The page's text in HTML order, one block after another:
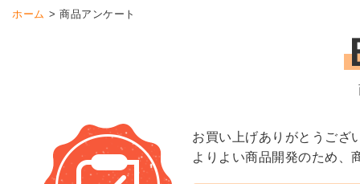
ホーム 商品アンケート
お買い上げありがとうござ
よりよい商品開発のため、